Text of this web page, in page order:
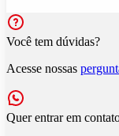
Você tem dúvidas?
Acesse nossas
Quer entrar em